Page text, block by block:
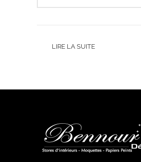
LIRE LA SUITE